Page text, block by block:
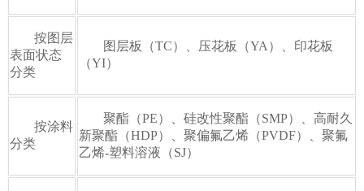
按图层
表面状态
分类
图层板（TC）、压花板（YA）、印花板
（YI）
按涂料
分类
聚酯（PE）、硅改性聚酯（SMP）、高耐久
新聚酯（HDP）、聚偏氟乙烯（PVDF）、聚氟
乙烯-塑料溶液（SJ）